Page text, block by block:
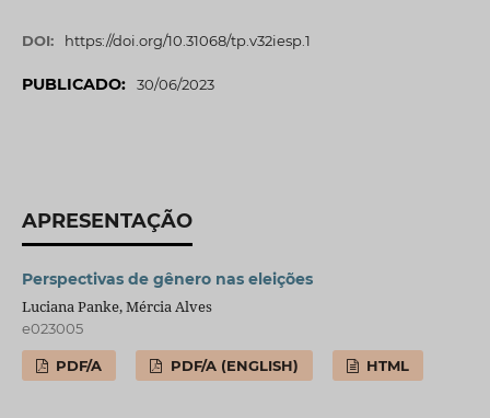
DOI: https://doi.org/10.31068/tp.v32iesp.1
PUBLICADO: 30/06/2023
APRESENTAÇÃO
Perspectivas de gênero nas eleições
Luciana Panke, Mércia Alves
e023005
PDF/A PDF/A (ENGLISH) HTML